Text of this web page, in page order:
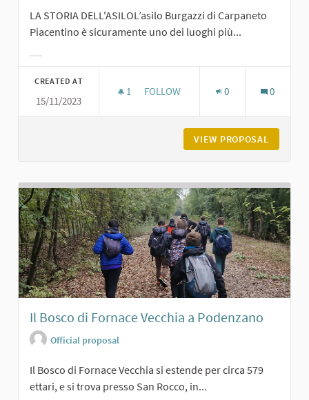
LA STORIA DELL'ASILOL’asilo Burgazzi di Carpaneto
Piacentino è sicuramente uno dei luoghi più...
CREATED AT
15/11/2023
1 1 FOLLOWER
FOLLOW 0 0
VIEW PROPOSAL
Il Bosco di Fornace Vecchia a Podenzano
Official proposal
Il Bosco di Fornace Vecchia si estende per circa 579
ettari, e si trova presso San Rocco, in...